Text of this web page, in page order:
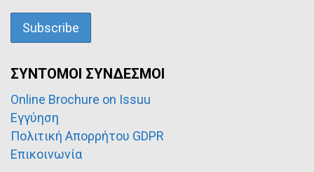
ΣΥΝΤΟΜΟΙ ΣΥΝΔΕΣΜΟΙ
Online Brochure on Issuu
Εγγύηση
Πολιτική Απορρήτου GDPR
Επικοινωνία